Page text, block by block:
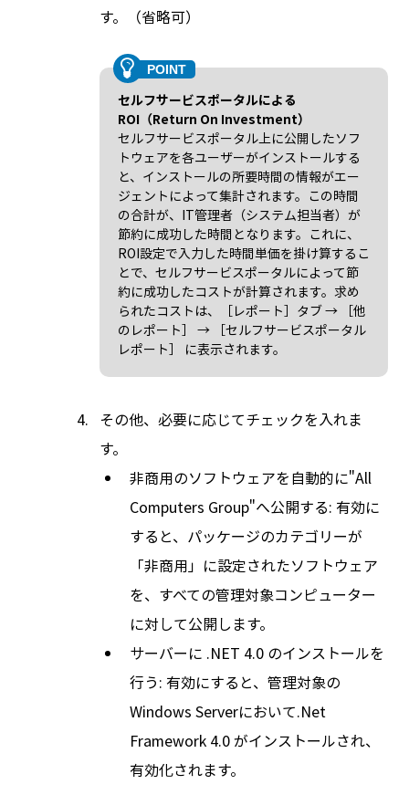
す。（省略可）
セルフサービスポータルによる
ROI（Return On Investment）
セルフサービスポータル上に公開したソフ
トウェアを各ユーザーがインストールする
と、インストールの所要時間の情報がエー
ジェントによって集計されます。この時間
の合計が、IT管理者（システム担当者）が
節約に成功した時間となります。これに、
ROI設定で入力した時間単価を掛け算するこ
とで、セルフサービスポータルによって節
約に成功したコストが計算されます。求め
られたコストは、［レポート］タブ → ［他
のレポート］ → ［セルフサービスポータル
レポート］ に表示されます。
その他、必要に応じてチェックを入れま
す。
非商用のソフトウェアを自動的に"All
Computers Group"へ公開する: 有効に
すると、パッケージのカテゴリーが
「非商用」に設定されたソフトウェア
を、すべての管理対象コンピューター
に対して公開します。
サーバーに .NET 4.0 のインストールを
行う: 有効にすると、管理対象の
Windows Serverにおいて.Net
Framework 4.0 がインストールされ、
有効化されます。